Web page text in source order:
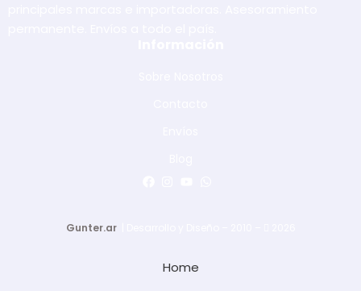
Gunter.ar| Desarrollo y Diseño – 2010 –
Home